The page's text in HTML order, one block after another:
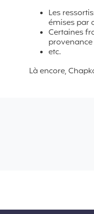
Les
émises par
Certaines
provenance
etc.
Là encore,